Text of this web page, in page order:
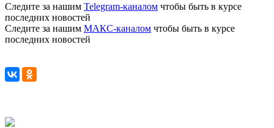
Следите за нашим Telegram-каналом чтобы быть в курсе
последних новостей
Следите за нашим МАКС-каналом чтобы быть в курсе
последних новостей